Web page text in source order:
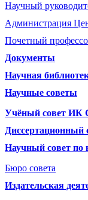
Научный
Администрация
Почетный
Документы
Научная
Научные советы
Учёный совет
Диссертационный
Научный совет по
Бюро совета
Издательская